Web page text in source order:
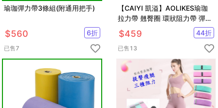
瑜珈彈力帶3條組(附通用把手)
$560 6折
已售7
【CAIYI 凱溢】AOLIKES瑜珈
拉力帶 翹臀圈 環狀阻力帶 彈力
帶 阻力圈 彈力圈 『紅+藍+綠
+黑』送三好禮
$459 44折
已售 13